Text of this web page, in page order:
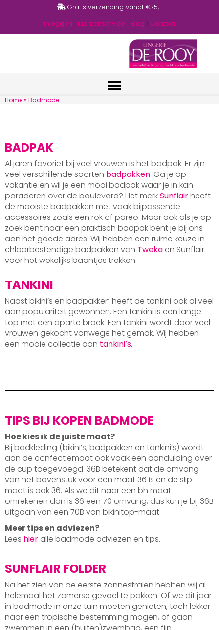
Gratis verzending vanaf €75,-
Inloggen | Klantenservice | Blog | Contact
Home» Badmode
BADPAK
Al jaren favoriet bij veel vrouwen is het badpak. Er zijn
veel verschillende soorten badpakken. Ga je op
vakantie en wil je een mooi badpak waar je in kan
paraderen over de boulevard? Het merkSunflairheeft
de mooiste badpakken met vaak bijpassende
accessoires zoals een rok of pareo. Maar ook als je op
zoek bent naar een praktisch badpak bent je bij ons
aan het goede adres. Wij hebben een ruime keuze in
chloorbestendige badpakken van Tweka en Sunflair
voor het wekelijks baantjes trekken.
TANKINI
Naast bikini’s en badpakken heeft de tankini ook al veel
aan populariteit gewonnen. Een tankini is een lange
top met een aparte broek. Een tankini wordt door veel
vrouwen gekocht vanwege het gemak. Wij hebben
een mooie collectie aan tankini’s.
TIPS BIJ KOPEN BADMODE
Hoe kies ik de juiste maat?
Bij badkleding (bikini’s, badpakken en tankini’s) wordt
aan de confectiemaat ook vaak een aanduiding over
de cup toegevoegd. 36B betekent dat de omvang
van het bovenstuk voor een maat 36 is en de slip-
maat is ook 36. Als we dit naar een bh maat
omrekenen dan is 36 een 70 omvang, dus kun je bij 36B
uitgaan van een 70B van bikinitop-maat.
Meer tips en adviezen?
Lees hier alle badmode adviezen en tips.
SUNFLAIR FOLDER
Na het zien van de eerste zonnestralen hebben wij al
helemaal het zomerse gevoel te pakken. Of we dit jaar
in badmode in onze tuin moeten genieten, toch lekker
naar een tropische bestemming mogen, of gaan
zwemmen in een (buiten)zwembad, een fijn